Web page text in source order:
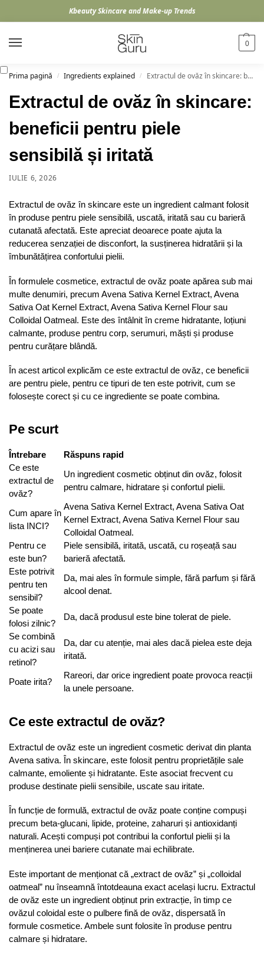
Kbeauty Skincare and Make-up Trends
0
Prima pagină / Ingredients explained / Extractul de ovăz în skincare: beneficii pentru piele sensibilă și iritată
Extractul de ovăz în skincare:
beneficii pentru piele
sensibilă și iritată
IULIE 6, 2026
Extractul de ovăz în skincare este un ingredient calmant folosit
în produse pentru piele sensibilă, uscată, iritată sau cu barieră
cutanată afectată. Este apreciat deoarece poate ajuta la
reducerea senzației de disconfort, la susținerea hidratării și la
îmbunătățirea confortului pielii.
În formulele cosmetice, extractul de ovăz poate apărea sub mai
multe denumiri, precum Avena Sativa Kernel Extract, Avena
Sativa Oat Kernel Extract, Avena Sativa Kernel Flour sau
Colloidal Oatmeal. Este des întâlnit în creme hidratante, loțiuni
calmante, produse pentru corp, serumuri, măști și produse
pentru curățare blândă.
În acest articol explicăm ce este extractul de ovăz, ce beneficii
are pentru piele, pentru ce tipuri de ten este potrivit, cum se
folosește corect și cu ce ingrediente se poate combina.
Pe scurt
Întrebare
Răspuns rapid
Ce este
extractul de
ovăz?
Un ingredient cosmetic obținut din ovăz, folosit
pentru calmare, hidratare și confortul pielii.
Cum apare în
lista INCI?
Avena Sativa Kernel Extract, Avena Sativa Oat
Kernel Extract, Avena Sativa Kernel Flour sau
Colloidal Oatmeal.
Pentru ce
este bun?
Piele sensibilă, iritată, uscată, cu roșeață sau
barieră afectată.
Este potrivit
pentru ten
sensibil?
Da, mai ales în formule simple, fără parfum și fără
alcool denat.
Se poate
folosi zilnic?
Da, dacă produsul este bine tolerat de piele.
Se combină
cu acizi sau
retinol?
Da, dar cu atenție, mai ales dacă pielea este deja
iritată.
Poate irita?
Rareori, dar orice ingredient poate provoca reacții
la unele persoane.
Ce este extractul de ovăz?
Extractul de ovăz este un ingredient cosmetic derivat din planta
Avena sativa. În skincare, este folosit pentru proprietățile sale
calmante, emoliente și hidratante. Este asociat frecvent cu
produse destinate pielii sensibile, uscate sau iritate.
În funcție de formulă, extractul de ovăz poate conține compuși
precum beta-glucani, lipide, proteine, zaharuri și antioxidanți
naturali. Acești compuși pot contribui la confortul pielii și la
menținerea unei bariere cutanate mai echilibrate.
Este important de menționat că „extract de ovăz” și „colloidal
oatmeal” nu înseamnă întotdeauna exact același lucru. Extractul
de ovăz este un ingredient obținut prin extracție, în timp ce
ovăzul coloidal este o pulbere fină de ovăz, dispersată în
formule cosmetice. Ambele sunt folosite în produse pentru
calmare și hidratare.